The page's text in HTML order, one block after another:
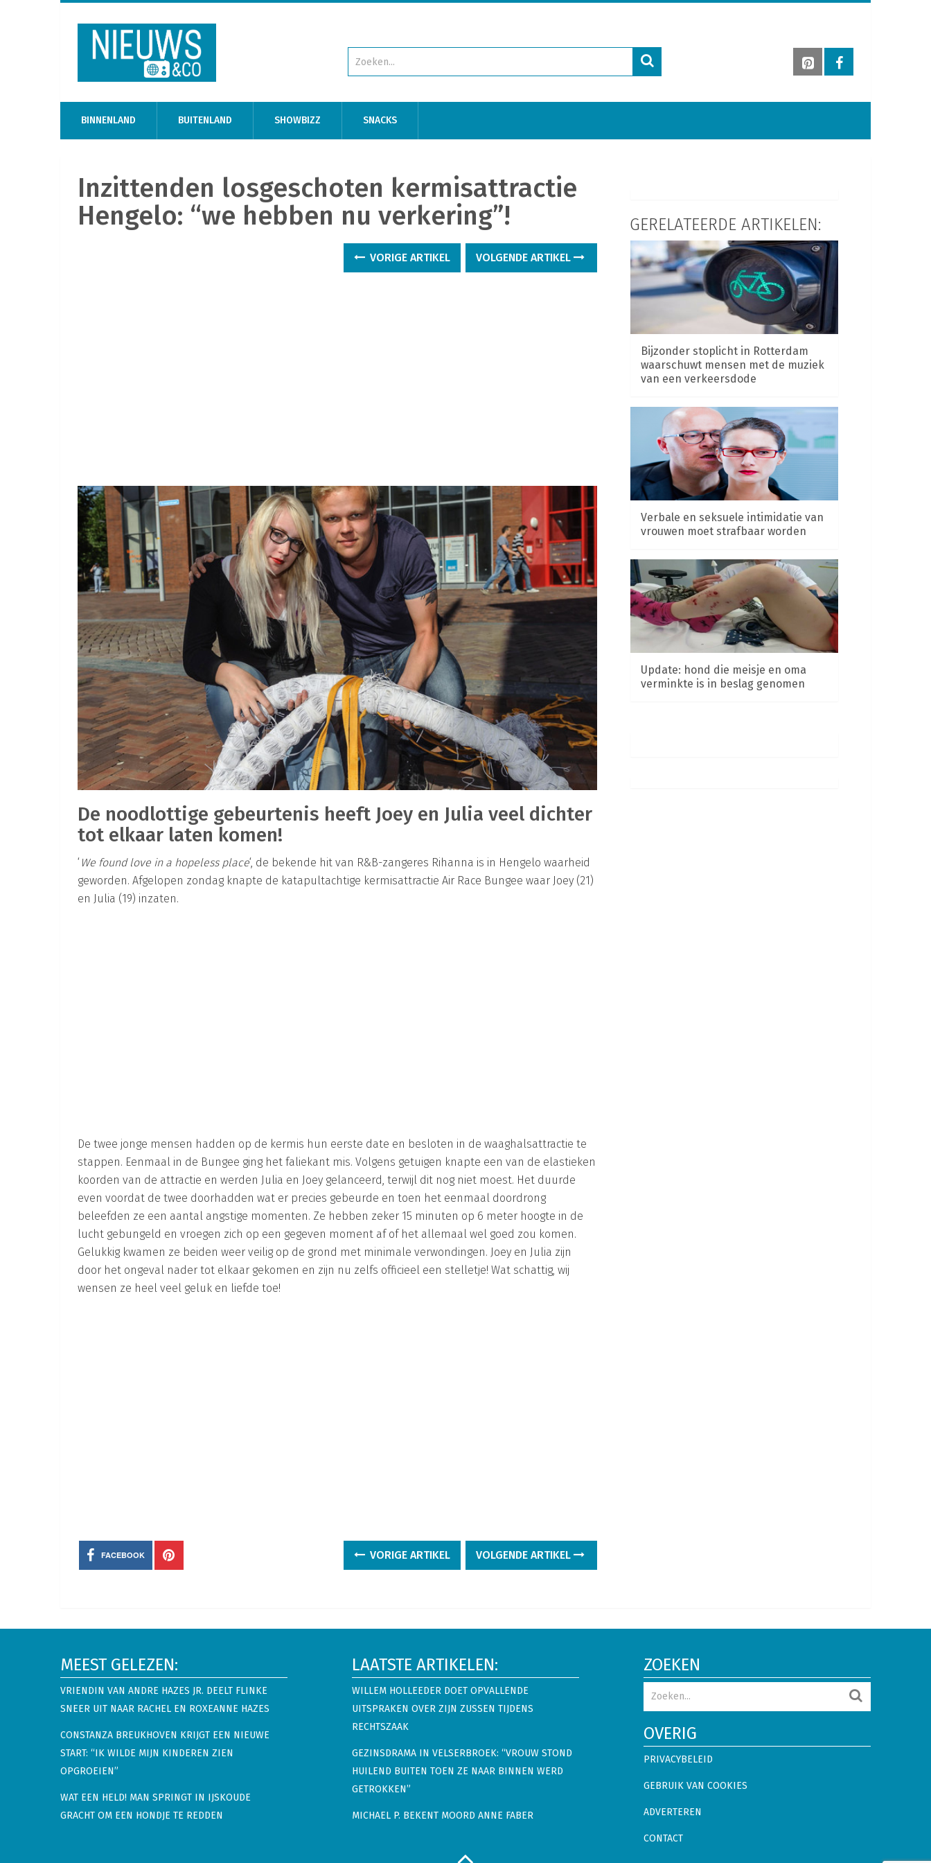
BINNENLAND BUITENLAND SHOWBIZZ SNACKS
Inzittenden losgeschoten kermisattractie
Hengelo: “we hebben nu verkering”!
VORIGE ARTIKEL VOLGENDE ARTIKEL
De noodlottige gebeurtenis heeft Joey en Julia veel dichter
tot elkaar laten komen!
‘ We found love in a hopeless place‘, de bekende hit van R&B-zangeres Rihanna is in Hengelo waarheid
geworden. Afgelopen zondag knapte de katapultachtige kermisattractie Air Race Bungee waar Joey (21)
en Julia (19) inzaten.
De twee jonge mensen hadden op de kermis hun eerste date en besloten in de waaghalsattractie te
stappen. Eenmaal in de Bungee ging het faliekant mis. Volgens getuigen knapte een van de elastieken
koorden van de attractie en werden Julia en Joey gelanceerd, terwijl dit nog niet moest. Het duurde
even voordat de twee doorhadden wat er precies gebeurde en toen het eenmaal doordrong
beleefden ze een aantal angstige momenten. Ze hebben zeker 15 minuten op 6 meter hoogte in de
lucht gebungeld en vroegen zich op een gegeven moment af of het allemaal wel goed zou komen.
Gelukkig kwamen ze beiden weer veilig op de grond met minimale verwondingen. Joey en Julia zijn
door het ongeval nader tot elkaar gekomen en zijn nu zelfs officieel een stelletje! Wat schattig, wij
wensen ze heel veel geluk en liefde toe!
FACEBOOK VORIGE ARTIKEL VOLGENDE ARTIKEL
GERELATEERDE ARTIKELEN:
Bijzonder stoplicht in Rotterdam
waarschuwt mensen met de muziek
van een verkeersdode
Verbale en seksuele intimidatie van
vrouwen moet strafbaar worden
Update: hond die meisje en oma
verminkte is in beslag genomen
MEEST GELEZEN:
VRIENDIN VAN ANDRE HAZES JR. DEELT FLINKE
SNEER UIT NAAR RACHEL EN ROXEANNE HAZES
CONSTANZA BREUKHOVEN KRIJGT EEN NIEUWE
START: “IK WILDE MIJN KINDEREN ZIEN
OPGROEIEN”
WAT EEN HELD! MAN SPRINGT IN IJSKOUDE
GRACHT OM EEN HONDJE TE REDDEN
LAATSTE ARTIKELEN:
WILLEM HOLLEEDER DOET OPVALLENDE
UITSPRAKEN OVER ZIJN ZUSSEN TIJDENS
RECHTSZAAK
GEZINSDRAMA IN VELSERBROEK: “VROUW STOND
HUILEND BUITEN TOEN ZE NAAR BINNEN WERD
GETROKKEN”
MICHAEL P. BEKENT MOORD ANNE FABER
ZOEKEN
OVERIG
PRIVACYBELEID
GEBRUIK VAN COOKIES
ADVERTEREN
CONTACT